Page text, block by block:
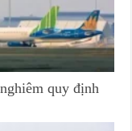
quy định